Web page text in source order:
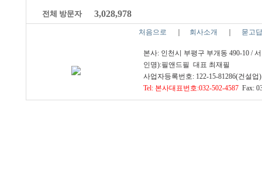
전체 방문자 3,028,978
처음으로 회사소개 묻고
본사: 인천시 부평구 부개동 490-10 /
인명):필앤드필 대표 최재필
사업자등록번호: 122-15-81286(건설
Tel: 본사대표번호:032-502-4587 Fax: